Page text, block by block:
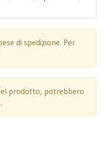
di spedizione. Per
prodotto, potrebbero